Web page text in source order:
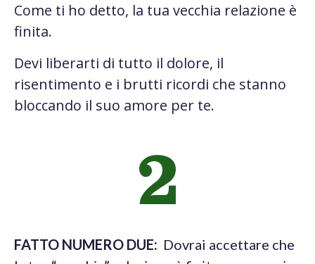
Come ti ho detto, la tua vecchia relazione è
finita.
Devi liberarti di tutto il dolore, il
risentimento e i brutti ricordi che stanno
bloccando il suo amore per te.
2
FATTO NUMERO DUE: Dovrai accettare che